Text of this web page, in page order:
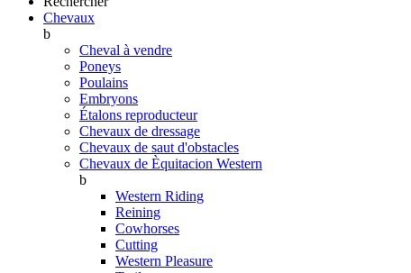
Chevaux
b
Cheval à vendre
Poneys
Poulains
Embryons
Étalons reproducteur
Chevaux de dressage
Chevaux de saut d'obstacles
Chevaux de Èquitacion Western
b
Western Riding
Reining
Cowhorses
Cutting
Western Pleasure